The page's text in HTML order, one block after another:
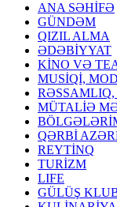
ANA SƏHİFƏ
GÜNDƏM
QIZIL ALMA
ƏDƏBİYYAT
KİNO VƏ
MUSİQİ,
RƏSSAMLIQ,
MÜTALİƏ
QƏRBİ
REYTİNQ
TURİZM
LIFE
GÜLÜŞ